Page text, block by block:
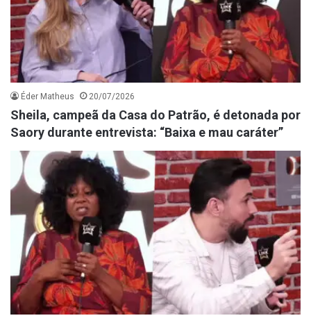
Éder Matheus 20/07/2026
Sheila, campeã da Casa do Patrão, é detonada por
Saory durante entrevista: “Baixa e mau caráter”